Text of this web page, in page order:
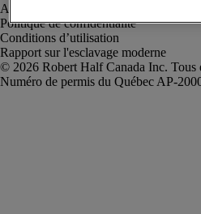
Alerte à la fraude
Politique de confidentialité
Conditions d’utilisation
Rapport sur l'esclavage moderne
Robert Half Canada Inc. Tous